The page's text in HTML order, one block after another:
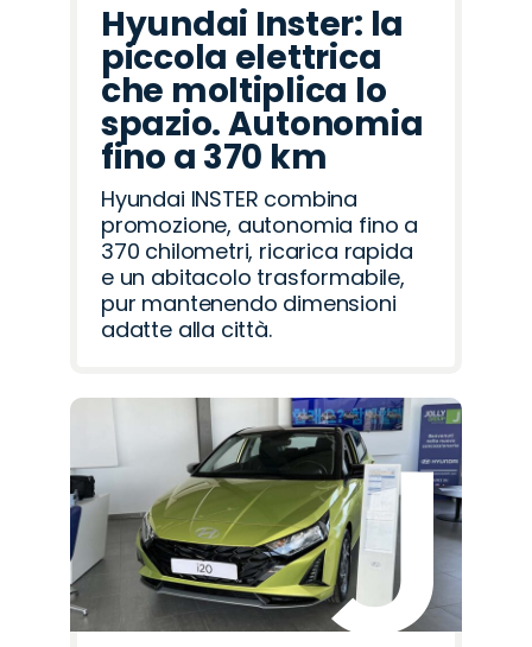
Hyundai Inster: la
piccola elettrica
che moltiplica lo
spazio. Autonomia
fino a 370 km
Hyundai INSTER combina
promozione, autonomia fino a
370 chilometri, ricarica rapida
e un abitacolo trasformabile,
pur mantenendo dimensioni
adatte alla città.